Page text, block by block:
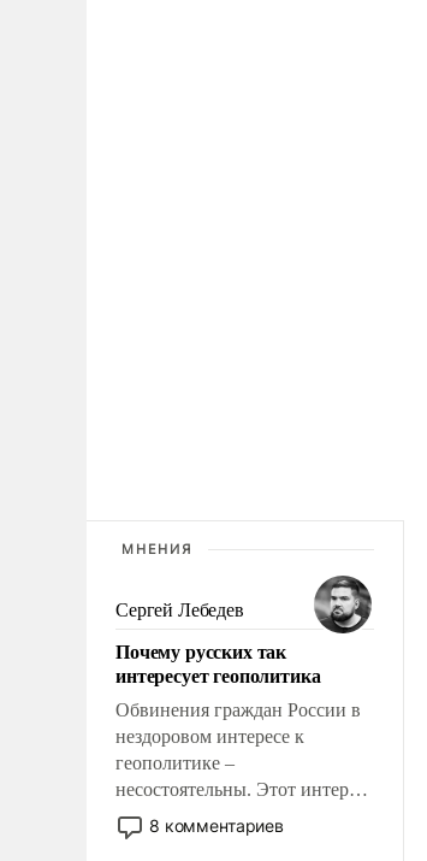
МНЕНИЯ
Сергей Лебедев
Почему русских так
интересует геополитика
Обвинения граждан России в
нездоровом интересе к
геополитике –
несостоятельны. Этот интерес
рационален и прагматичен. Он
обусловлен тысячелетним
8 комментариев